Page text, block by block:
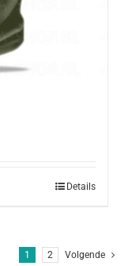
Details
1 2 Volgende